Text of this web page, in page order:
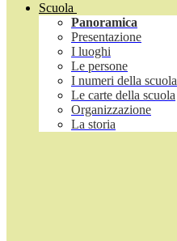
Scuola
Panoramica
Presentazione
I luoghi
Le persone
I numeri della scuola
Le carte della scuola
Organizzazione
La storia